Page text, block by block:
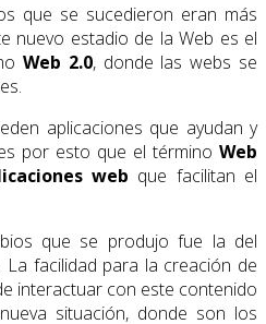
que se sucedieron eran más
nuevo estadio de la Web es el
Web 2.0, donde las webs se
aplicaciones que ayudan y
por esto que el término Web
web que facilitan el
que se produjo fue la del
. La facilidad para la creación de
interactuar con este contenido
situación, donde son los